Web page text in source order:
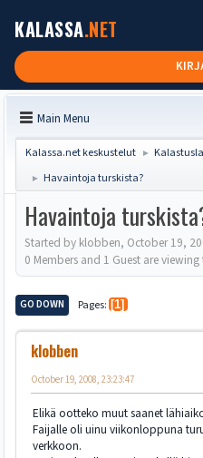
KALASSA.NET
Main Menu
Kalassa.net keskustelut ►
► Havaintoja turskista?
Havaintoja
Started by klobben, October 19,
0 Members and 1 Guest are
GO DOWN Pages 1
klobben
October 19, 2008, 23:23:47
Elikä ootteko muut saanet
Faijalle oli uinu viikonloppuna
verkkoon.